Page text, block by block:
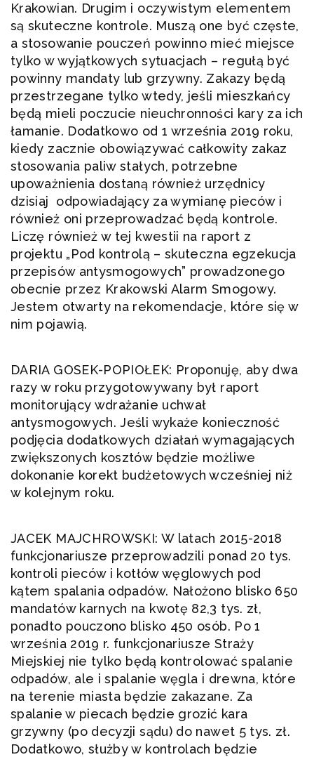
Krakowian. Drugim i oczywistym elementem
są skuteczne kontrole. Muszą one być częste,
a stosowanie pouczeń powinno mieć miejsce
tylko w wyjątkowych sytuacjach – regułą być
powinny mandaty lub grzywny. Zakazy będą
przestrzegane tylko wtedy, jeśli mieszkańcy
będą mieli poczucie nieuchronności kary za ich
łamanie. Dodatkowo od 1 września 2019 roku,
kiedy zacznie obowiązywać całkowity zakaz
stosowania paliw stałych, potrzebne
upoważnienia dostaną również urzędnicy
dzisiaj odpowiadający za wymianę pieców i
również oni przeprowadzać będą kontrole.
Liczę również w tej kwestii na raport z
projektu „Pod kontrolą – skuteczna egzekucja
przepisów antysmogowych” prowadzonego
obecnie przez Krakowski Alarm Smogowy.
Jestem otwarty na rekomendacje, które się w
nim pojawią.
DARIA GOSEK-POPIOŁEK: Proponuję, aby dwa
razy w roku przygotowywany był raport
monitorujący wdrażanie uchwał
antysmogowych. Jeśli wykaże konieczność
podjęcia dodatkowych działań wymagających
zwiększonych kosztów będzie możliwe
dokonanie korekt budżetowych wcześniej niż
w kolejnym roku.
JACEK MAJCHROWSKI: W latach 2015-2018
funkcjonariusze przeprowadzili ponad 20 tys.
kontroli pieców i kotłów węglowych pod
kątem spalania odpadów. Nałożono blisko 650
mandatów karnych na kwotę 82,3 tys. zł,
ponadto pouczono blisko 450 osób. Po 1
września 2019 r. funkcjonariusze Straży
Miejskiej nie tylko będą kontrolować spalanie
odpadów, ale i spalanie węgla i drewna, które
na terenie miasta będzie zakazane. Za
spalanie w piecach będzie grozić kara
grzywny (po decyzji sądu) do nawet 5 tys. zł.
Dodatkowo, służby w kontrolach będzie